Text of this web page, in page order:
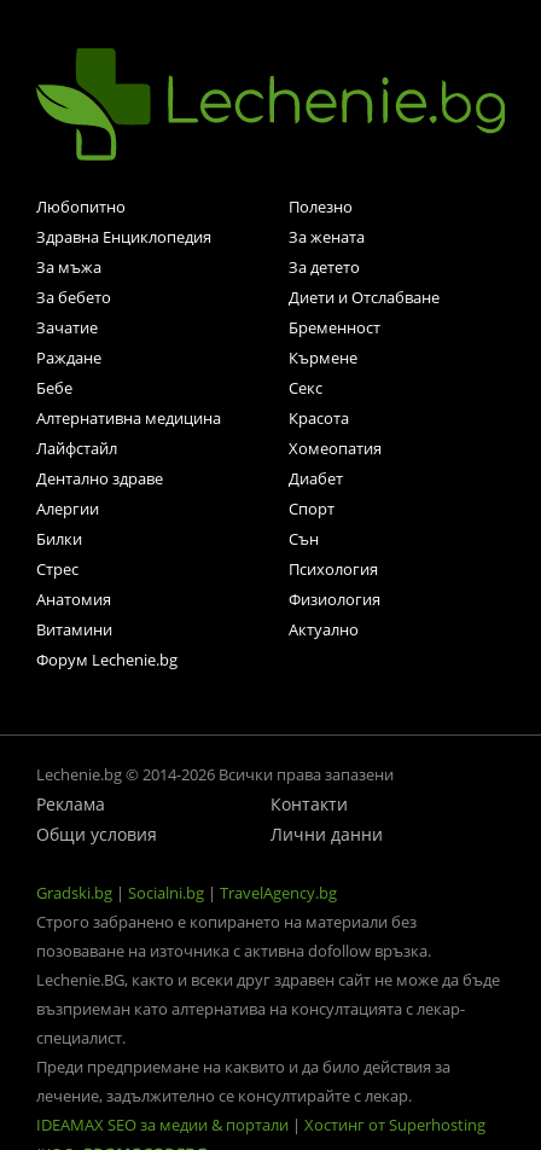
Любопитно
Полезно
Здравна Енциклопедия
За жената
За мъжа
За детето
За бебето
Диети и Отслабване
Зачатие
Бременност
Раждане
Кърмене
Бебе
Секс
Алтернативна медицина
Красота
Лайфстайл
Хомеопатия
Дентално здраве
Диабет
Алергии
Спорт
Билки
Сън
Стрес
Психология
Анатомия
Физиология
Витамини
Актуално
Форум Lechenie.bg
Lechenie.bg © 2014-2026 Всички права запазени
Реклама
Контакти
Общи условия
Лични данни
Gradski.bg | Socialni.bg | TravelAgency.bg
Строго забранено е копирането на материали без
позоваване на източника с активна dofollow връзка.
Lechenie.BG, както и всеки друг здравен сайт не може да бъде
възприеман като алтернатива на консултацията с лекар-
специалист.
Преди предприемане на каквито и да било действия за
лечение, задължително се консултирайте с лекар.
IDEAMAX SEO за медии & портали | Хостинг от Superhosting